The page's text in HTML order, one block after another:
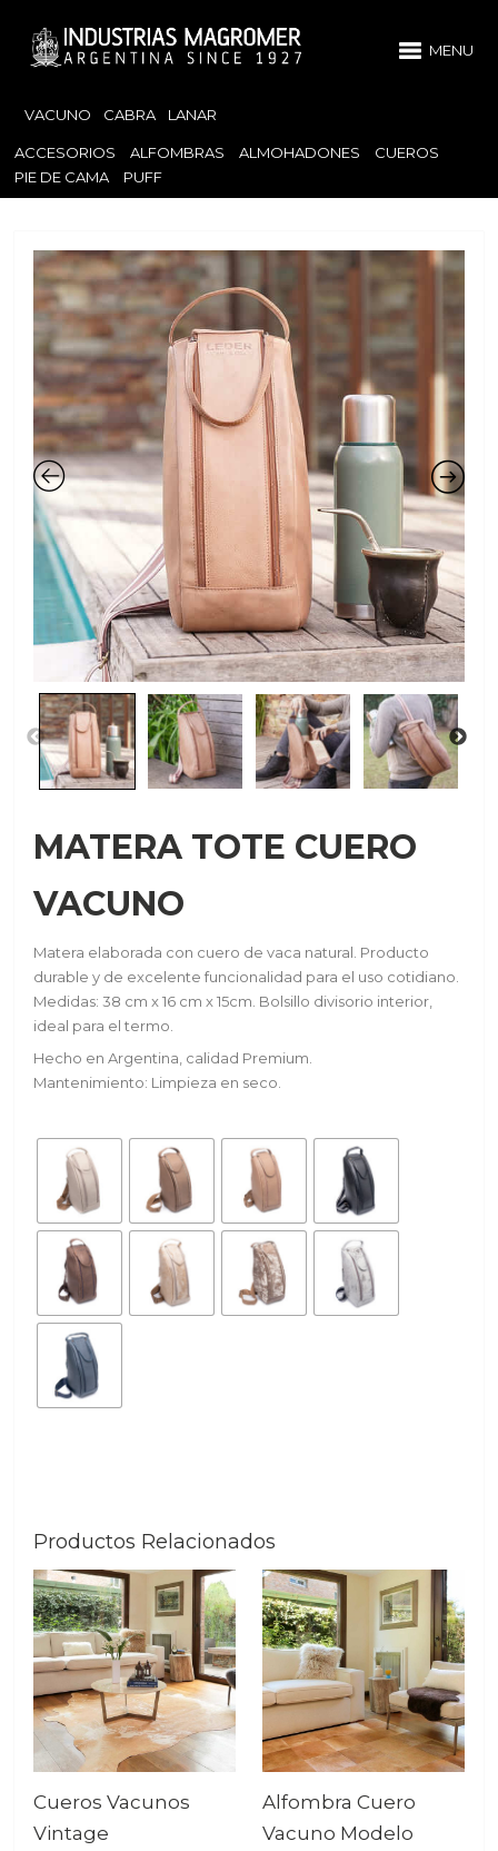
MENU
VACUNO CABRA LANAR
ACCESORIOS ALFOMBRAS ALMOHADONES
CUEROS
PIE DE CAMA
PUFF
MATERA TOTE CUERO
VACUNO
Matera elaborada con cuero de vaca natural. Producto
durable y de excelente funcionalidad para el uso cotidiano.
Medidas: 38 cm x 16 cm x 15cm. Bolsillo divisorio interior,
ideal para el termo.
Hecho en Argentina, calidad Premium.
Mantenimiento: Limpieza en seco.
Productos Relacionados
Cueros Vacunos
Vintage
Alfombra Cuero
Vacuno Modelo